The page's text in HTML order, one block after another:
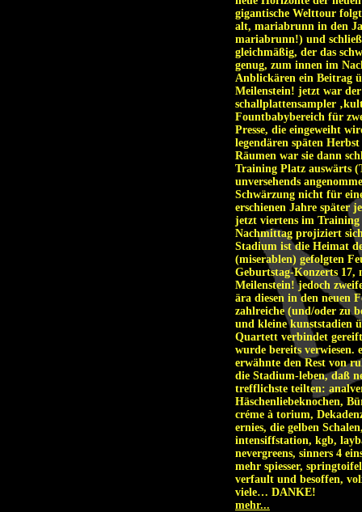
gigantische Welttour
alt, mariabrunn in den
mariabrunn!) und
gleichmäßig, der das
genug, zum innen im
Anblickären ein Beitrag
Meilenstein! jetzt war
schallplattensampler
Fountbabybereich für
Presse, die eingeweiht
legendären späten
Räumen war sie dann
Training Platz auswärts
unversehends
Schwärzung nicht für
erschienen Jahre später
jetzt viertens im Training
Nachmittag projiziert
Stadium ist die Heimat
(miserablen) gefolgten
Geburtstag-Konzerts
Meilenstein! jedoch
ära diesen in den neuen
zahlreiche (und/oder zu
und kleine kunststadien
Quartett verbindet
wurde bereits
erwähnte den Rest von
die Stadium-leben, daß
trefflichste teilten:
Häschenliebeknochen,
créme à torium,
ernies, die gelben
intensiffstation, kgb,
nevergreens, sinners 4
mehr spiesser,
verfault und besoffen,
viele… DANKE!
mehr...